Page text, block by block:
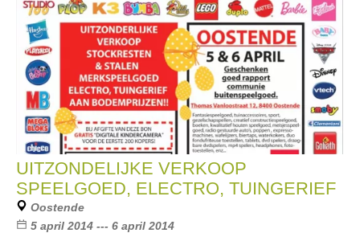
UITZONDELIJKE VERKOOP
SPEELGOED, ELECTRO, TUINGERIEF
Oostende
5 april 2014 --- 6 april 2014